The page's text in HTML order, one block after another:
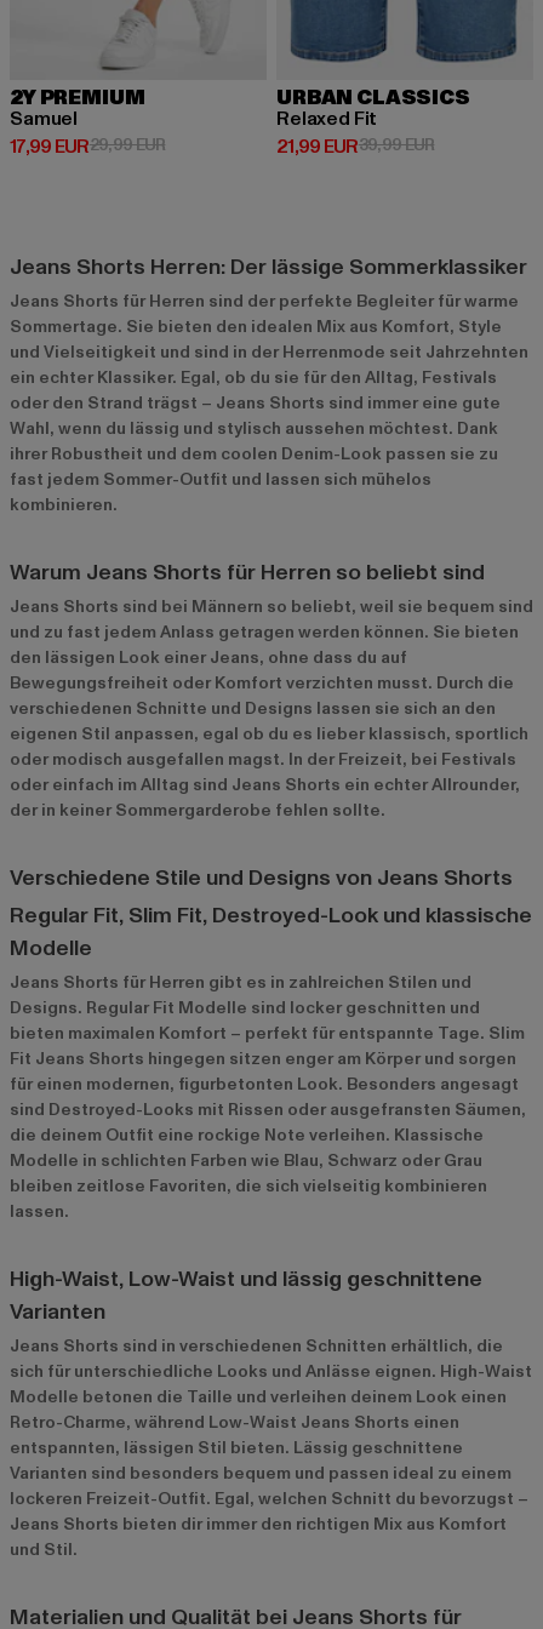
2Y PREMIUM
Samuel
17,99 EUR
Derzeitiger Preis: 17,99 EUR
29,99 EURAktionspreis: 29,99 EUR
URBAN CLASSICS
Relaxed Fit
21,99 EUR
Derzeitiger Preis: 21,99 EUR
39,99 EURAktionspreis:
Jeans Shorts Herren: Der lässige Sommerklassiker
Jeans Shorts für Herren sind der perfekte Begleiter für warme
Sommertage. Sie bieten den idealen Mix aus Komfort, Style
und Vielseitigkeit und sind in der Herrenmode seit Jahrzehnten
ein echter Klassiker. Egal, ob du sie für den Alltag, Festivals
oder den Strand trägst – Jeans Shorts sind immer eine gute
Wahl, wenn du lässig und stylisch aussehen möchtest. Dank
ihrer Robustheit und dem coolen Denim-Look passen sie zu
fast jedem Sommer-Outfit und lassen sich mühelos
kombinieren.
Warum Jeans Shorts für Herren so beliebt sind
Jeans Shorts sind bei Männern so beliebt, weil sie bequem sind
und zu fast jedem Anlass getragen werden können. Sie bieten
den lässigen Look einer Jeans, ohne dass du auf
Bewegungsfreiheit oder Komfort verzichten musst. Durch die
verschiedenen Schnitte und Designs lassen sie sich an den
eigenen Stil anpassen, egal ob du es lieber klassisch, sportlich
oder modisch ausgefallen magst. In der Freizeit, bei Festivals
oder einfach im Alltag sind Jeans Shorts ein echter Allrounder,
der in keiner Sommergarderobe fehlen sollte.
Verschiedene Stile und Designs von Jeans Shorts
Regular Fit, Slim Fit, Destroyed-Look und klassische
Modelle
Jeans Shorts für Herren gibt es in zahlreichen Stilen und
Designs. Regular Fit Modelle sind locker geschnitten und
bieten maximalen Komfort – perfekt für entspannte Tage. Slim
Fit Jeans Shorts hingegen sitzen enger am Körper und sorgen
für einen modernen, figurbetonten Look. Besonders angesagt
sind Destroyed-Looks mit Rissen oder ausgefransten Säumen,
die deinem Outfit eine rockige Note verleihen. Klassische
Modelle in schlichten Farben wie Blau, Schwarz oder Grau
bleiben zeitlose Favoriten, die sich vielseitig kombinieren
lassen.
High-Waist, Low-Waist und lässig geschnittene
Varianten
Jeans Shorts sind in verschiedenen Schnitten erhältlich, die
sich für unterschiedliche Looks und Anlässe eignen. High-Waist
Modelle betonen die Taille und verleihen deinem Look einen
Retro-Charme, während Low-Waist Jeans Shorts einen
entspannten, lässigen Stil bieten. Lässig geschnittene
Varianten sind besonders bequem und passen ideal zu einem
lockeren Freizeit-Outfit. Egal, welchen Schnitt du bevorzugst –
Jeans Shorts bieten dir immer den richtigen Mix aus Komfort
und Stil.
Materialien und Qualität bei Jeans Shorts für